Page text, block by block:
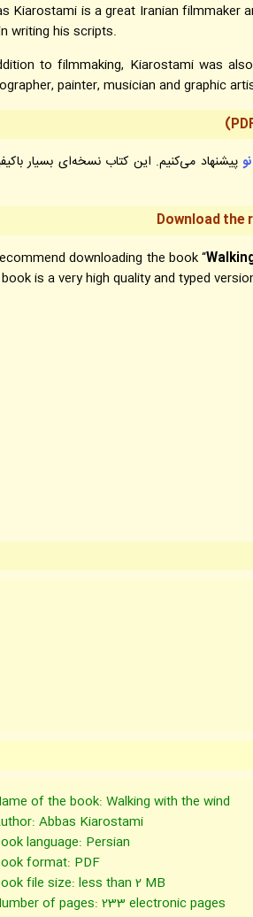
Kiarostami is a great Iranian filmmaker
writing his scripts.
to filmmaking, Kiarostami was
painter, musician and graphic
پیشنهاد می‌کنیم. این کتاب نسخه‌ای بسیار
Download the
downloading the book “
is a very high quality and typed
of the book: Walking with the wind
Abbas Kiarostami
language: Persian
format: PDF
file size: less than 2 MB
of pages: 233 electronic pages